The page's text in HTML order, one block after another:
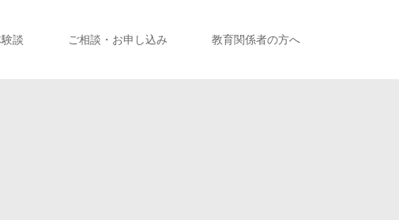
談 ご相談・お申し込み 教育関係者の方へ